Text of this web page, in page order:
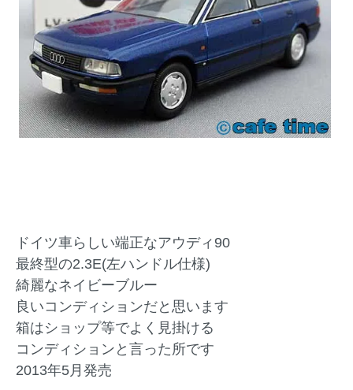
ドイツ車らしい端正なアウディ90
最終型の2.3E(左ハンドル仕様)
綺麗なネイビーブルー
良いコンディションだと思います
箱はショップ等でよく見掛ける
コンディションと言った所です
2013年5月発売